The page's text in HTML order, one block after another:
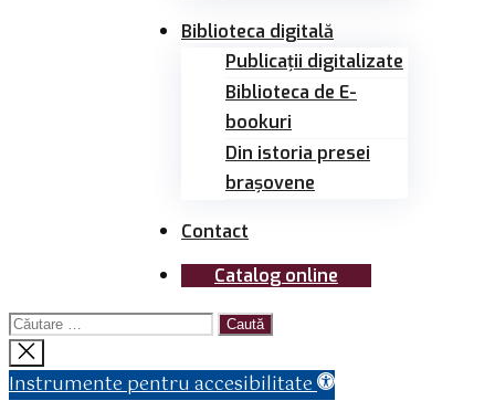
Biblioteca digitală
Publicații digitalizate
Biblioteca de E-
bookuri
Din istoria presei
brașovene
Contact
Catalog online
Caută
după:
Închide
căutarea
Instrumente pentru accesibilitate